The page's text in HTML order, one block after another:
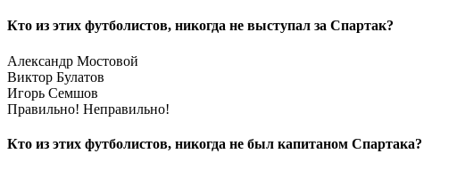
Кто из этих футболистов, никогда не выступал за Спартак?
Александр Мостовой
Виктор Булатов
Игорь Семшов
Правильно! Неправильно!
Кто из этих футболистов, никогда не был капитаном Спартака?